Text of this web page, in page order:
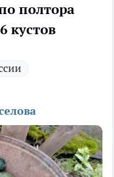
полтора
кустов